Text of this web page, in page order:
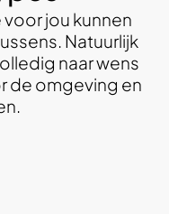
voor jou kunnen
Natuurlijk
naar wens
de omgeving en